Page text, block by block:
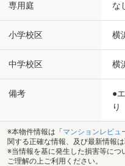
専用庭 な
小学校区 横
中学校区 横
備考
●
り
※本物件情報は「 マンションレビュ
関する正確な情報、及び最新情報
※当情報を基に発生した損害等に
ご理解の上ご利用ください。